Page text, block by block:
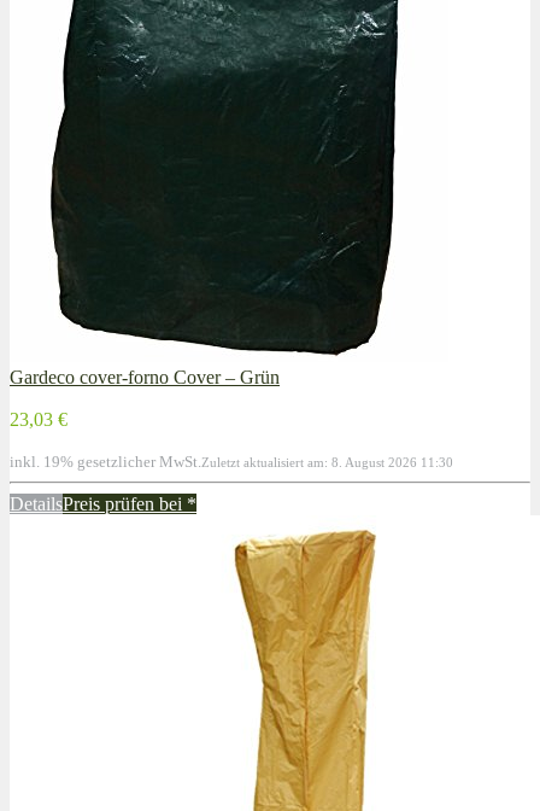
Gardeco cover-forno Cover – Grün
23,03 €
inkl. 19% gesetzlicher MwSt. Zuletzt aktualisiert am: 8. August 2026 11:30
DetailsPreis prüfen bei *